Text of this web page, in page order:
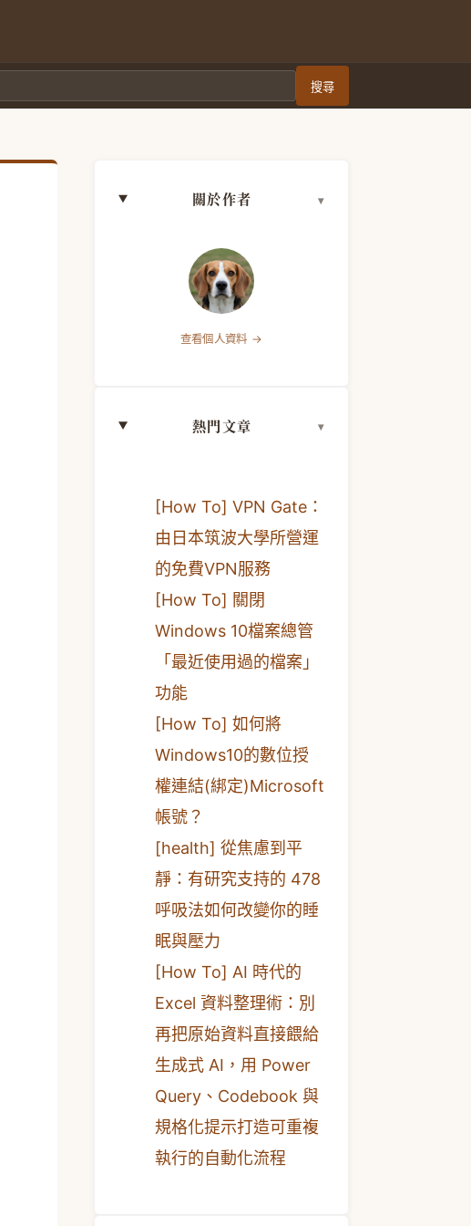
搜尋
關於作者
查看個人資料 →
熱門文章
[How To] VPN Gate：
由日本筑波大學所營運
的免費VPN服務
[How To] 關閉
Windows 10檔案總管
「最近使用過的檔案」
功能
[How To] 如何將
Windows10的數位授
權連結(綁定)Microsoft
帳號？
[health] 從焦慮到平
靜：有研究支持的 478
呼吸法如何改變你的睡
眠與壓力
[How To] AI 時代的
Excel 資料整理術：別
再把原始資料直接餵給
生成式 AI，用 Power
Query、Codebook 與
規格化提示打造可重複
執行的自動化流程